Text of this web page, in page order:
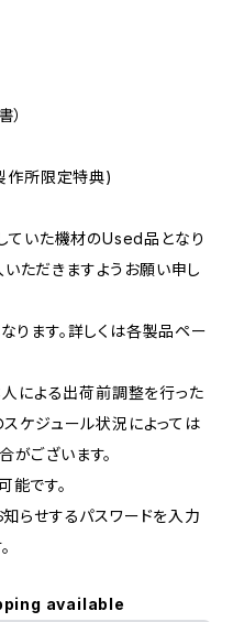
）
作所限定特典)
いた機材のUsed品となり
ただきますようお願い申し
ります。詳しくは各製品ペー
による出荷前調整を行った
ケジュール状況によっては
ございます。
です。
らせするパスワードを入力
available